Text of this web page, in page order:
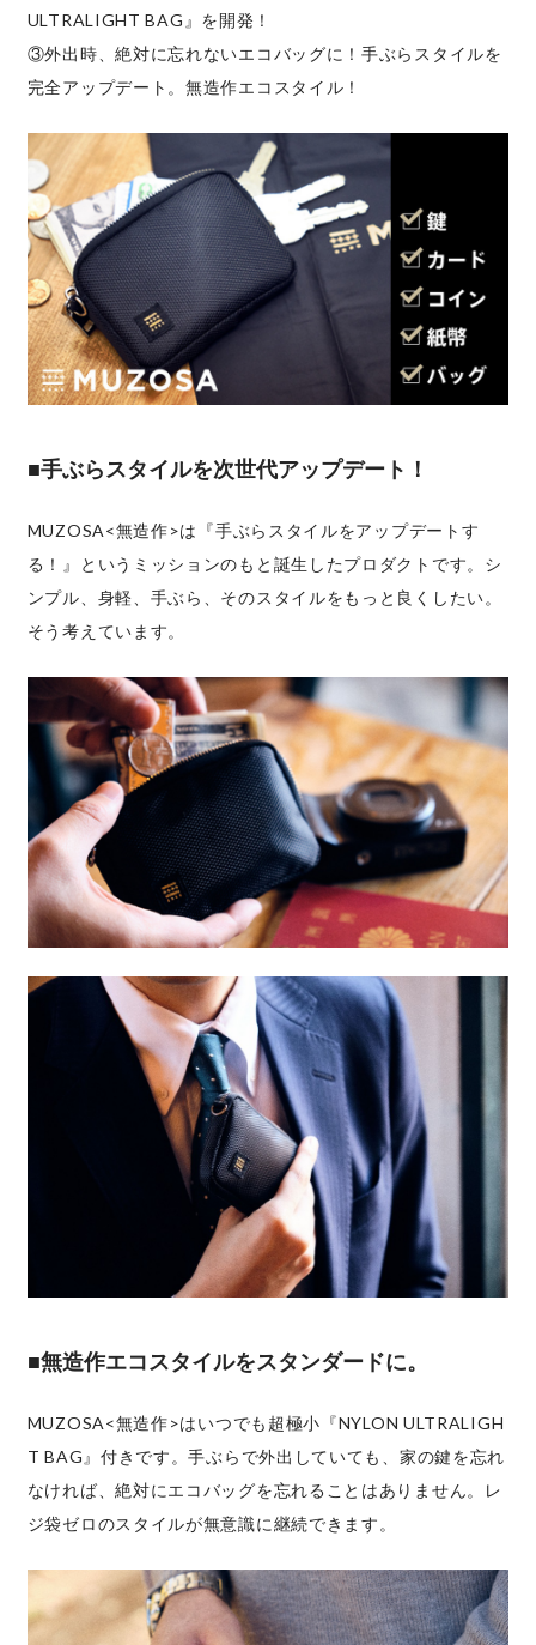
ULTRALIGHT BAG』を開発！
③外出時、絶対に忘れないエコバッグに！手ぶらスタイルを
完全アップデート。無造作エコスタイル！
■手ぶらスタイルを次世代アップデート！
MUZOSA<無造作>は『手ぶらスタイルをアップデートす
る！』というミッションのもと誕生したプロダクトです。シ
ンプル、身軽、手ぶら、そのスタイルをもっと良くしたい。
そう考えています。
■無造作エコスタイルをスタンダードに。
MUZOSA<無造作>はいつでも超極小『NYLON ULTRALIGH
T BAG』付きです。手ぶらで外出していても、家の鍵を忘れ
なければ、絶対にエコバッグを忘れることはありません。レ
ジ袋ゼロのスタイルが無意識に継続できます。